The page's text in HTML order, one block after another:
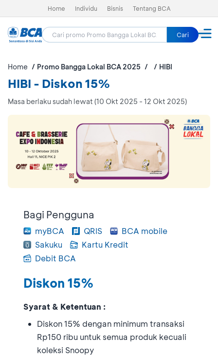
Home Individu Bisnis Tentang BCA
Cari
Home Promo Bangga Lokal BCA 2025 HIBI
HIBI - Diskon 15%
Masa berlaku sudah lewat (10 Okt 2025 - 12 Okt 2025)
Bagi Pengguna
myBCA QRIS
BCA mobile
Sakuku
Kartu Kredit
Debit BCA
Diskon 15%
Syarat & Ketentuan :
Diskon 15% dengan minimum transaksi
Rp150 ribu untuk semua produk kecuali
koleksi Snoopy